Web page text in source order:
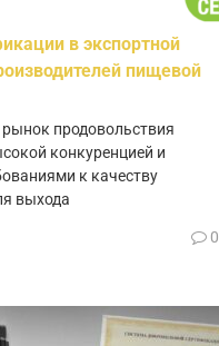
в экспортной
пищевой
продовольствия
конкуренцией и
к качеству
выхода
0